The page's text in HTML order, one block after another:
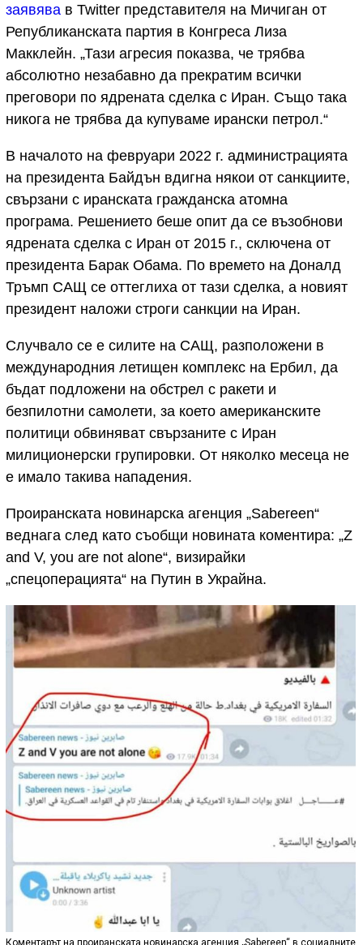
заявява в Twitter представителя на Мичиган от
Републиканската партия в Конгреса Лиза
Макклейн. „Тази агресия показва, че трябва
абсолютно незабавно да прекратим всички
преговори по ядрената сделка с Иран. Също така
никога не трябва да купуваме ирански петрол.“
В началото на февруари 2022 г. администрацията
на президента Байдън вдигна някои от санкциите,
свързани с иранската гражданска атомна
програма. Решението беше опит да се възобнови
ядрената сделка с Иран от 2015 г., сключена от
президента Барак Обама. По времето на Доналд
Тръмп САЩ се оттеглиха от тази сделка, а новият
президент наложи строги санкции на Иран.
Случвало се е силите на САЩ, разположени в
международния летищен комплекс на Ербил, да
бъдат подложени на обстрел с ракети и
безпилотни самолети, за което американските
политици обвиняват свързаните с Иран
милиционерски групировки. От няколко месеца не
е имало такива нападения.
Проиранската новинарска агенция „Sabereen“
веднага след като съобщи новината коментира: „Z
and V, you are not alone“, визирайки
„спецоперацията“ на Путин в Украйна.
Коментарът на проиранската новинарска агенция „Sabereen“ в социалните